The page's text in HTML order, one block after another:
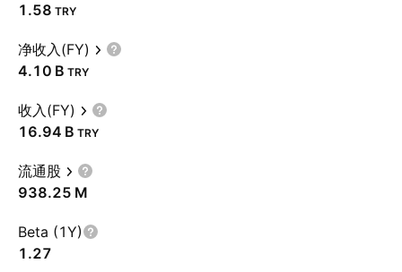
1.58 TRY
净收入(FY)
‪4.10 B‬ TRY
收入(FY)
‪16.94 B‬ TRY
流通股
‪938.25 M‬
Beta (1Y)
1.27